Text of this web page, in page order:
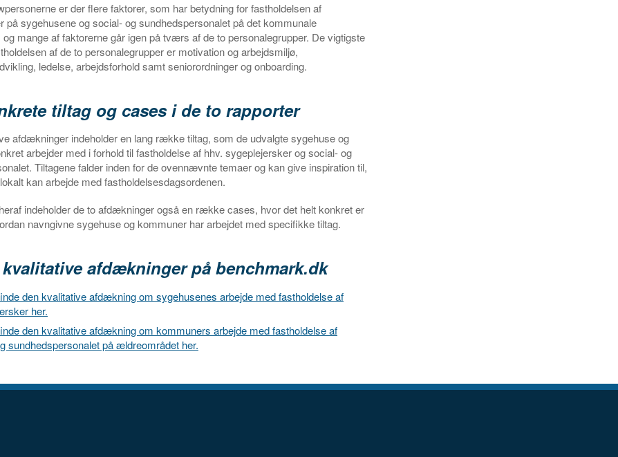
er der flere faktorer, som har betydning for fastholdelsen af
på sygehusene og social- og sundhedspersonalet på det kommunale
mange af faktorerne går igen på tværs af de to personalegrupper. De vigtigste
af de to personalegrupper er motivation og arbejdsmiljø,
ledelse, arbejdsforhold samt seniorordninger og onboarding.
tiltag og cases i de to rapporter
afdækninger indeholder en lang række tiltag, som de udvalgte sygehuse og
arbejder med i forhold til fastholdelse af hhv. sygeplejersker og social- og
Tiltagene falder inden for de ovennævnte temaer og kan give inspiration til,
kan arbejde med fastholdelsesdagsordenen.
indeholder de to afdækninger også en række cases, hvor det helt konkret er
navngivne sygehuse og kommuner har arbejdet med specifikke tiltag.
afdækninger på benchmark.dk
den kvalitative afdækning om sygehusenes arbejde med fastholdelse af
her.
den kvalitative afdækning om kommuners arbejde med fastholdelse af
sundhedspersonalet på ældreområdet her.